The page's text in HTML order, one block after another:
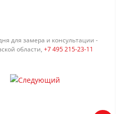
для замера и консультации -
области, +7 495 215-23-11